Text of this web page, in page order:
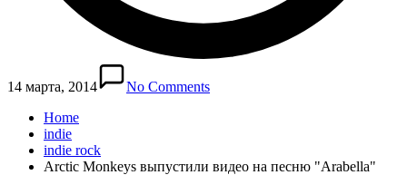
14 марта, 2014
No Comments
Home
indie
indie rock
Arctic Monkeys выпустили видео на песню "Arabella"